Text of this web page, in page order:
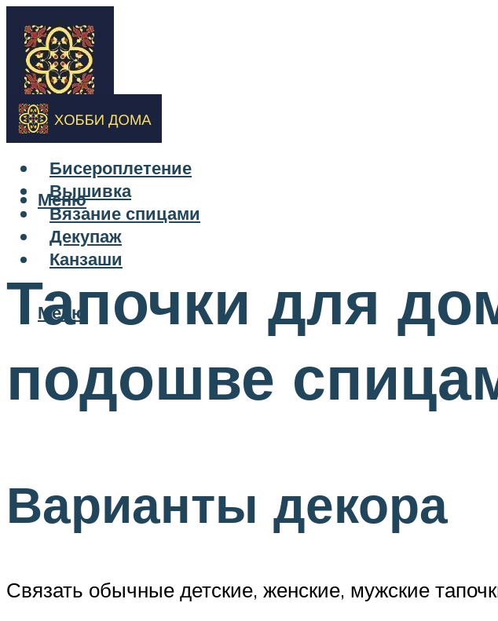
Бисероплетение
Вышивка
Вязание спицами
Декупаж
Канзаши
Меню
Меню
Тапочки для
подошве
Варианты декора
Связать обычные детские, женские, мужские